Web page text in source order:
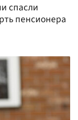
спасли
пенсионера